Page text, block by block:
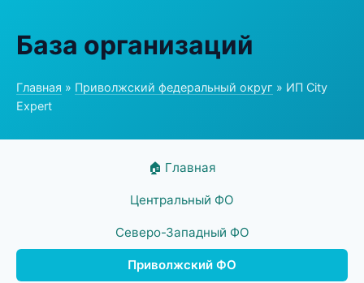
База организаций
Главная » Приволжский федеральный округ » ИП City
Expert
🏠 Главная
Центральный ФО
Северо-Западный ФО
Приволжский ФО